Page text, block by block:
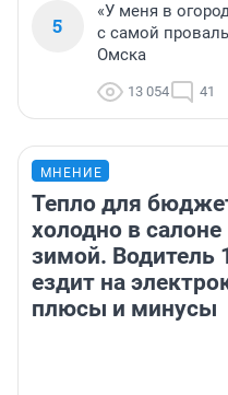
5
«У меня в
с самой
Омска
13 054 41
МНЕНИЕ
Тепло для
холодно в салоне
зимой. Водитель
ездит на
плюсы и минусы